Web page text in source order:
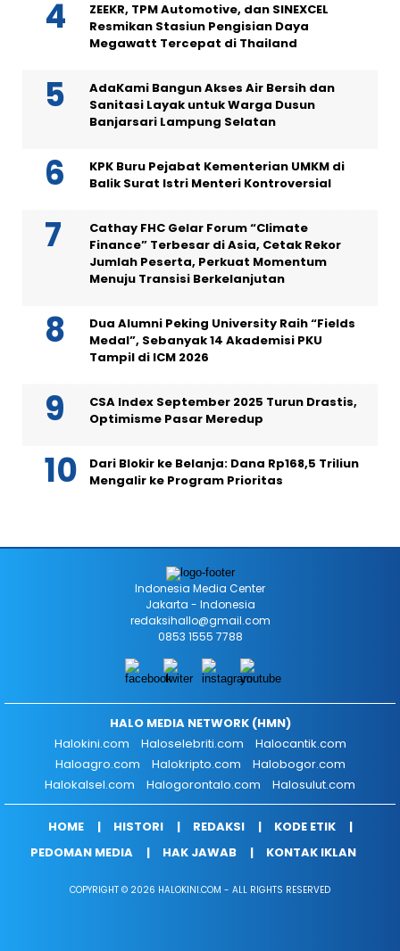
ZEEKR, TPM Automotive, dan SINEXCEL
Resmikan Stasiun Pengisian Daya
Megawatt Tercepat di Thailand
AdaKami Bangun Akses Air Bersih dan
Sanitasi Layak untuk Warga Dusun
Banjarsari Lampung Selatan
KPK Buru Pejabat Kementerian UMKM di
Balik Surat Istri Menteri Kontroversial
Cathay FHC Gelar Forum “Climate
Finance” Terbesar di Asia, Cetak Rekor
Jumlah Peserta, Perkuat Momentum
Menuju Transisi Berkelanjutan
Dua Alumni Peking University Raih “Fields
Medal”, Sebanyak 14 Akademisi PKU
Tampil di ICM 2026
CSA Index September 2025 Turun Drastis,
Optimisme Pasar Meredup
Dari Blokir ke Belanja: Dana Rp168,5 Triliun
Mengalir ke Program Prioritas
Indonesia Media Center
Jakarta - Indonesia
redaksihallo@gmail.com
0853 1555 7788
HALO MEDIA NETWORK (HMN)
Halokini.com
Haloselebriti.com
Halocantik.com
Haloagro.com
Halokripto.com
Halobogor.com
Halokalsel.com
Halogorontalo.com Halosulut.com
HOME HISTORI REDAKSI
KODE ETIK
PEDOMAN MEDIA
HAK JAWAB KONTAK IKLAN
COPYRIGHT © 2026 HALOKINI.COM - ALL RIGHTS RESERVED